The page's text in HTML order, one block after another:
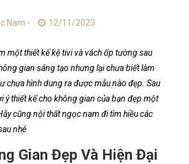
Nam - 12/11/2023
một thiết kế kệ tivi và vách ốp tường sau
gian sáng tạo nhưng lại chưa biết làm
chưa hình dung ra được mẫu nào đẹp. Sau
ý thiết kế cho không gian của bạn đẹp một
cũng nội thất ngọc nam đi tìm hiều các
nhé
Gian Đẹp Và Hiện Đại